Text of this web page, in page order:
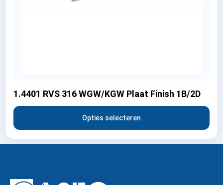
1.4401 RVS 316 WGW/KGW Plaat Finish 1B/2D
Opties selecteren